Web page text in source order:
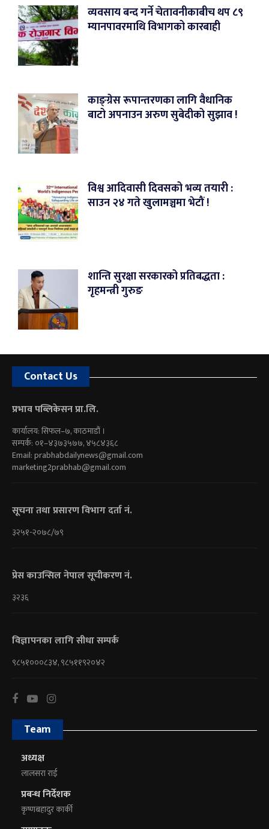
व्यवसाय बन्द गर्ने चेतावनीकाबीच थप ८९
म्यानपावरमाथि विभागको कारबाही
काङ्ग्रेस रूपान्तरणका लागि वैधानिक
बाटो अपनाउन अरुण सुबेदीको सुझाव !
विश्व आदिवासी दिवसको भव्य तयारी :
साउन २४ गते खुलामञ्चमा भेटौं !
शान्ति सुरक्षा सरकारको प्रतिबद्धता :
गृहमन्त्री गुरुङ
Contact Us
प्रभाव पब्लिकेसन प्रा.लि.
कार्यालय: सिफल–७, काठमाडौं ।
सम्पर्क: ०१–४३७३५७७, ४५८४३६८
Email:prabhabdailynews@gmail.com
marketing2prabhab@gmail.com
सूचना तथा प्रसारण विभाग दर्ता नं.
३२५१-२०७८/७९
प्रेस काउन्सिल नेपाल सूचीकरण नं.
३२३६
विज्ञापनका लागि सीधा सम्पर्क
९८५१०००८३४, ९८५११९२०४२
Team
अध्यक्ष
लालसरा राई
प्रबन्ध निर्देशक
कृष्णबहादुर कार्की